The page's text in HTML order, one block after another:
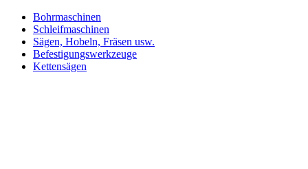
Bohrmaschinen
Schleifmaschinen
Sägen, Hobeln, Fräsen usw.
Befestigungswerkzeuge
Kettensägen